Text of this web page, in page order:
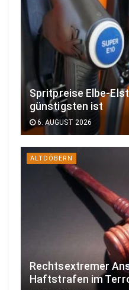
Spritpreise Elbe-
günstigsten ist
6. AUGUST 2026
ALTDÖBERN
Rechtsextremer
Haftstrafen im